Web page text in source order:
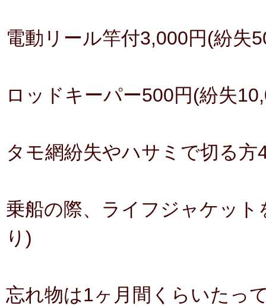
電動リール竿付3,000円(紛失
ロッドキーパー500円(紛失
タモ網紛失やハサミで切る
乗船の際、ライフジャケッ
り)
忘れ物は1ヶ月間くらいたっ